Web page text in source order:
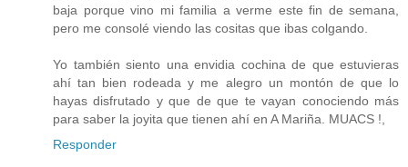
baja porque vino mi familia a verme este fin de semana,
pero me consolé viendo las cositas que ibas colgando.
Yo también siento una envidia cochina de que estuvieras
ahí tan bien rodeada y me alegro un montón de que lo
hayas disfrutado y que de que te vayan conociendo más
para saber la joyita que tienen ahí en A Mariña. MUACS !,
Responder